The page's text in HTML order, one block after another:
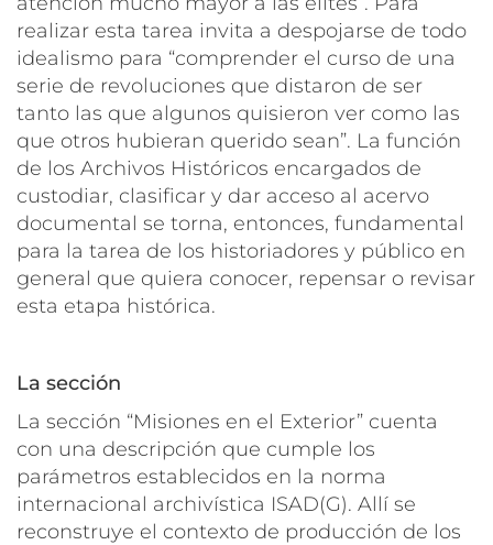
realizar esta tarea invita a despojarse de todo
idealismo para “comprender el curso de una
serie de revoluciones que distaron de ser
tanto las que algunos quisieron ver como las
que otros hubieran querido sean”. La función
de los Archivos Históricos encargados de
custodiar, clasificar y dar acceso al acervo
documental se torna, entonces, fundamental
para la tarea de los historiadores y público en
general que quiera conocer, repensar o revisar
esta etapa histórica.
La sección
La sección “Misiones en el Exterior” cuenta
con una descripción que cumple los
parámetros establecidos en la norma
internacional archivística ISAD(G). Allí se
reconstruye el contexto de producción de los